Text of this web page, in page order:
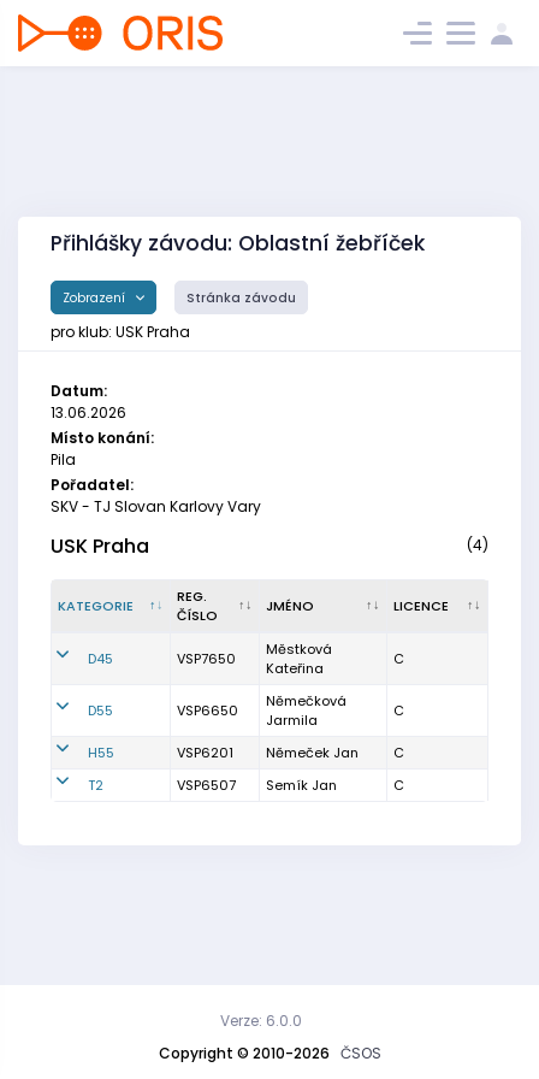
Přihlášky závodu: Oblastní žebříček
Zobrazení Stránka závodu
pro klub: USK Praha
Datum:
13.06.2026
Místo konání:
Pila
Pořadatel:
SKV - TJ Slovan Karlovy Vary
USK Praha (4)
KATEGORIE
REG.
ČÍSLO
JMÉNO LICENCE
D45 VSP7650
Městková
Kateřina
C
D55 VSP6650
Němečková
Jarmila
C
H55 VSP6201 Němeček Jan
C
T2
VSP6507 Semík Jan C
Copyright © 2010-2026 ČSOS
Verze: 6.0.0